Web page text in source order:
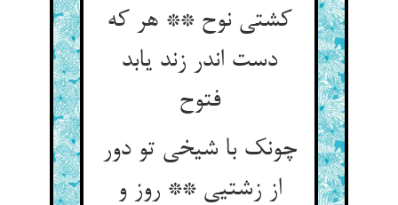
کشتی نوح ** هر که
دست اندر زند یابد
فتوح
چونک با شیخی تو دور
از زشتیی ** روز و